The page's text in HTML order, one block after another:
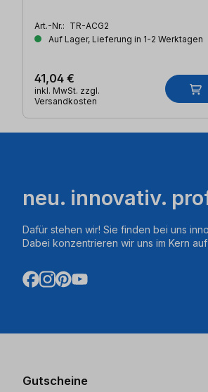
Art.-Nr.: TR-ACG2
Auf Lager, Lieferung in 1-2 Werktagen
41,04 €
inkl. MwSt. zzgl.
Versandkosten
neu. innovativ.
Dafür stehen wir! Sie finden bei uns
Dabei konzentrieren wir uns im Kern
Gutscheine